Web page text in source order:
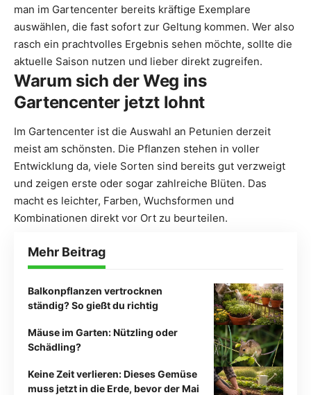
man im Gartencenter bereits kräftige Exemplare
auswählen, die fast sofort zur Geltung kommen. Wer also
rasch ein prachtvolles Ergebnis sehen möchte, sollte die
aktuelle Saison nutzen und lieber direkt zugreifen.
Warum sich der Weg ins
Gartencenter jetzt lohnt
Im Gartencenter ist die Auswahl an Petunien derzeit
meist am schönsten. Die Pflanzen stehen in voller
Entwicklung da, viele Sorten sind bereits gut verzweigt
und zeigen erste oder sogar zahlreiche Blüten. Das
macht es leichter, Farben, Wuchsformen und
Kombinationen direkt vor Ort zu beurteilen.
Mehr Beitrag
Balkonpflanzen vertrocknen
ständig? So gießt du richtig
Mäuse im Garten: Nützling oder
Schädling?
Keine Zeit verlieren: Dieses Gemüse
muss jetzt in die Erde, bevor der Mai